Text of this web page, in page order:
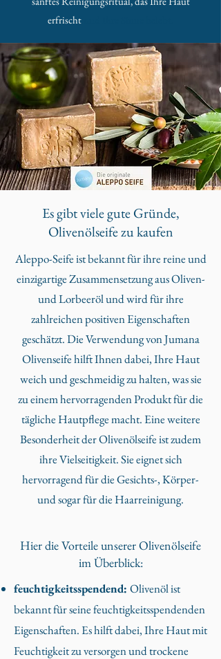
erfrischt
Es gibt viele gute Gründe,
Olivenölseife zu kaufen
Aleppo-Seife ist bekannt für ihre reine und
einzigartige Zusammensetzung aus Oliven-
und Lorbeeröl und wird für ihre
zahlreichen positiven Eigenschaften
geschätzt. Die Verwendung von Jumana
Olivenseife hilft Ihnen dabei, Ihre Haut
weich und geschmeidig zu halten, was sie
zu einem hervorragenden Produkt für die
tägliche Hautpflege macht. Eine weitere
Besonderheit der Olivenölseife ist zudem
ihre Vielseitigkeit. Sie eignet sich
hervorragend für die Gesichts-, Körper-
und sogar für die Haarreinigung.
Hier die Vorteile unserer Olivenölseife
im Überblick:
feuchtigkeitsspendend: Olivenöl ist
bekannt für seine feuchtigkeitsspendenden
Eigenschaften. Es hilft dabei, Ihre Haut mit
Feuchtigkeit zu versorgen und trockene